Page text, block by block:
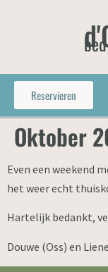
Reservieren
Oktober
Even een weekend
het weer echt
Hartelijk bedankt,
Douwe (Oss) en